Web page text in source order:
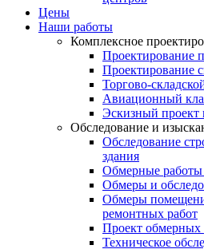
Цены
Наши работы
Комплексное
Проектирование
Проектирование
Торгово-
Авиационный
Эскизный проект
Обследование и
Обследование
здания
Обмерные
Обмеры и
Обмеры
ремонтных работ
Проект обмерных
Техническое